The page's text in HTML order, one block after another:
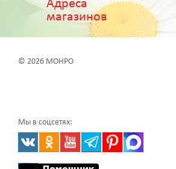
Адреса
магазинов
© 2026 МОНРО
Мы в соцсетях: